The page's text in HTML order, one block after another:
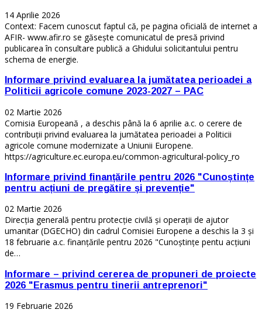
14 Aprilie 2026
Context: Facem cunoscut faptul că, pe pagina oficială de internet a
AFIR- www.afir.ro se găsește comunicatul de presă privind
publicarea în consultare publică a Ghidului solicitantului pentru
schema de energie.
Informare privind evaluarea la jumătatea perioadei a
Politicii agricole comune 2023-2027 – PAC
02 Martie 2026
Comisia Europeană , a deschis până la 6 aprilie a.c. o cerere de
contribuții privind evaluarea la jumătatea perioadei a Politicii
agricole comune modernizate a Uniunii Europene.
https://agriculture.ec.europa.eu/common-agricultural-policy_ro
Informare privind finanțările pentru 2026 "Cunoștințe
pentru acțiuni de pregătire și prevenție"
02 Martie 2026
Direcția generală pentru protecție civilă și operații de ajutor
umanitar (DGECHO) din cadrul Comisiei Europene a deschis la 3 și
18 februarie a.c. finanțările pentru 2026 "Cunoștințe pentu acțiuni
de…
Informare – privind cererea de propuneri de proiecte
2026 "Erasmus pentru tinerii antreprenori"
19 Februarie 2026